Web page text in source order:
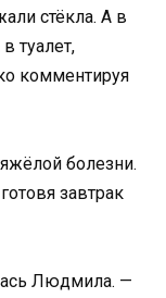
стёкла. А в
туалет,
комментируя
болезни.
завтрак
Людмила. —